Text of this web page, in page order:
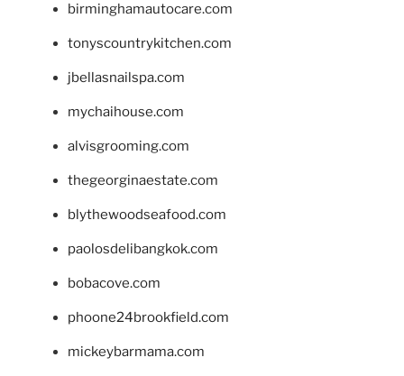
birminghamautocare.com
tonyscountrykitchen.com
jbellasnailspa.com
mychaihouse.com
alvisgrooming.com
thegeorginaestate.com
blythewoodseafood.com
paolosdelibangkok.com
bobacove.com
phoone24brookfield.com
mickeybarmama.com